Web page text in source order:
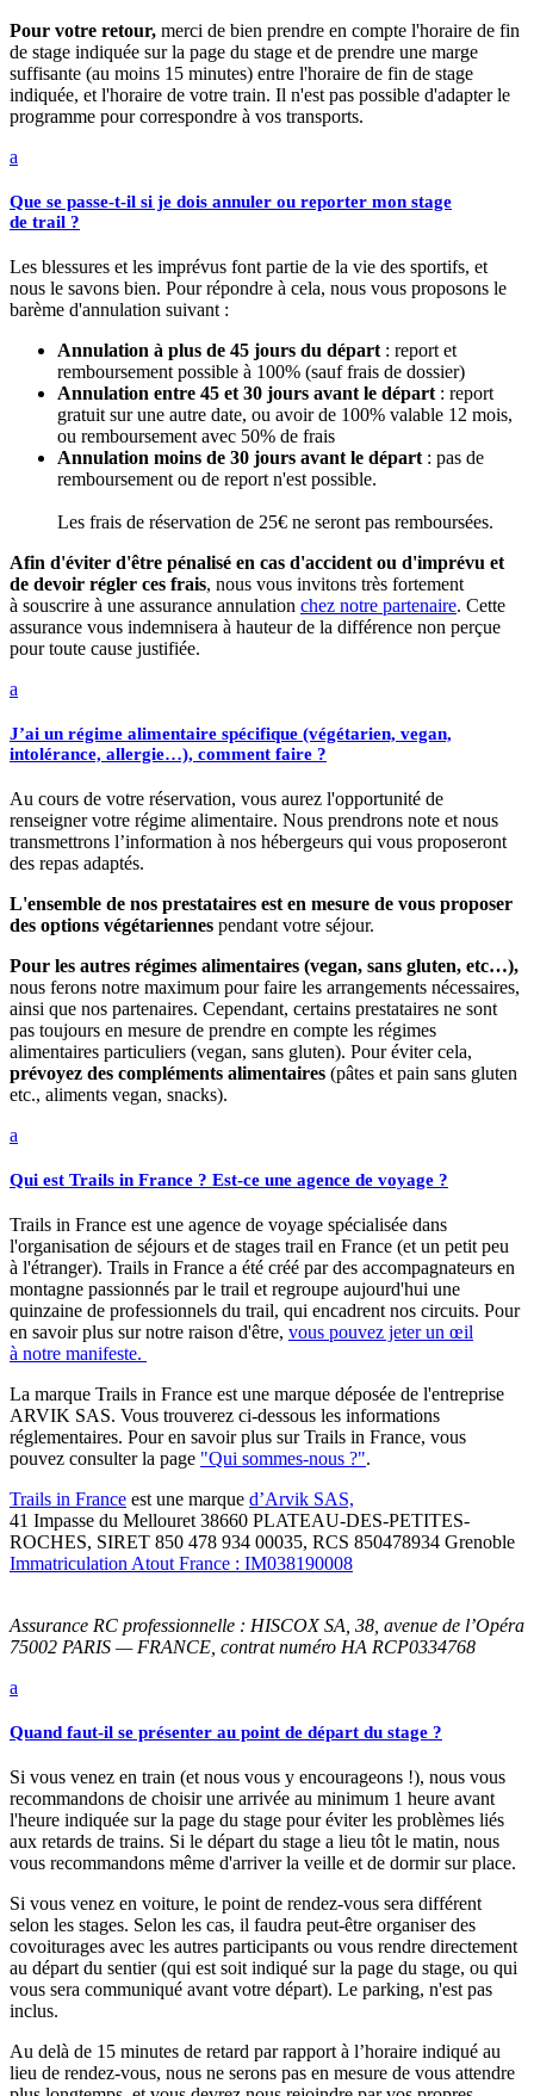
Pour votre retour, merci de bien prendre en compte l'horaire de fin
de stage indiquée sur la page du stage et de prendre une marge
suffisante (au moins 15 minutes) entre l'horaire de fin de stage
indiquée, et l'horaire de votre train. Il n'est pas possible d'adapter le
programme pour correspondre à vos transports.
a
Que se passe-t-il si je dois annuler ou reporter mon stage
de trail ?
Les blessures et les imprévus font partie de la vie des sportifs, et
nous le savons bien. Pour répondre à cela, nous vous proposons le
barème d'annulation suivant :
Annulation à plus de 45 jours du départ : report et
remboursement possible à 100% (sauf frais de dossier)
Annulation entre 45 et 30 jours avant le départ : report
gratuit sur une autre date, ou avoir de 100% valable 12 mois,
ou remboursement avec 50% de frais
Annulation moins de 30 jours avant le départ : pas de
remboursement ou de report n'est possible.
Les frais de réservation de 25€ ne seront pas remboursées.
Afin d'éviter d'être pénalisé en cas d'accident ou d'imprévu et
de devoir régler ces frais, nous vous invitons très fortement
à souscrire à une assurance annulation chez notre partenaire. Cette
assurance vous indemnisera à hauteur de la différence non perçue
pour toute cause justifiée.
a
J’ai un régime alimentaire spécifique (végétarien, vegan,
intolérance, allergie…), comment faire ?
Au cours de votre réservation, vous aurez l'opportunité de
renseigner votre régime alimentaire. Nous prendrons note et nous
transmettrons l’information à nos hébergeurs qui vous proposeront
des repas adaptés.
L'ensemble de nos prestataires est en mesure de vous proposer
des options végétariennes pendant votre séjour.
Pour les autres régimes alimentaires (vegan, sans gluten, etc…),
nous ferons notre maximum pour faire les arrangements nécessaires,
ainsi que nos partenaires. Cependant, certains prestataires ne sont
pas toujours en mesure de prendre en compte les régimes
alimentaires particuliers (vegan, sans gluten). Pour éviter cela,
prévoyez des compléments alimentaires (pâtes et pain sans gluten
etc., aliments vegan, snacks).
a
Qui est Trails in France ? Est-ce une agence de voyage ?
Trails in France est une agence de voyage spécialisée dans
l'organisation de séjours et de stages trail en France (et un petit peu
à l'étranger). Trails in France a été créé par des accompagnateurs en
montagne passionnés par le trail et regroupe aujourd'hui une
quinzaine de professionnels du trail, qui encadrent nos circuits. Pour
en savoir plus sur notre raison d'être, vous pouvez jeter un œil
à notre manifeste.
La marque Trails in France est une marque déposée de l'entreprise
ARVIK SAS. Vous trouverez ci-dessous les informations
réglementaires. Pour en savoir plus sur Trails in France, vous
pouvez consulter la page "Qui sommes-nous ?".
Trails in France est une marque d’Arvik SAS,
41 Impasse du Mellouret 38660 PLATEAU-DES-PETITES-
ROCHES, SIRET 850 478 934 00035, RCS 850478934 Grenoble
Immatriculation Atout France : IM038190008
Assurance RC professionnelle : HISCOX SA, 38, avenue de l’Opéra
75002 PARIS — FRANCE, contrat numéro HA RCP0334768
a
Quand faut-il se présenter au point de départ du stage ?
Si vous venez en train (et nous vous y encourageons !), nous vous
recommandons de choisir une arrivée au minimum 1 heure avant
l'heure indiquée sur la page du stage pour éviter les problèmes liés
aux retards de trains. Si le départ du stage a lieu tôt le matin, nous
vous recommandons même d'arriver la veille et de dormir sur place.
Si vous venez en voiture, le point de rendez-vous sera différent
selon les stages. Selon les cas, il faudra peut-être organiser des
covoiturages avec les autres participants ou vous rendre directement
au départ du sentier (qui est soit indiqué sur la page du stage, ou qui
vous sera communiqué avant votre départ). Le parking, n'est pas
inclus.
Au delà de 15 minutes de retard par rapport à l’horaire indiqué au
lieu de rendez-vous, nous ne serons pas en mesure de vous attendre